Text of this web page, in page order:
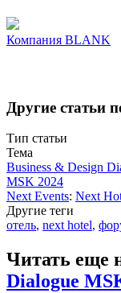
Компания BLANK
Другие статьи
Тип статьи
Тема
Business & Design
MSK 2024
Next Events: Next
Другие теги
отель, next hotel,
Читать еще
Dialogue